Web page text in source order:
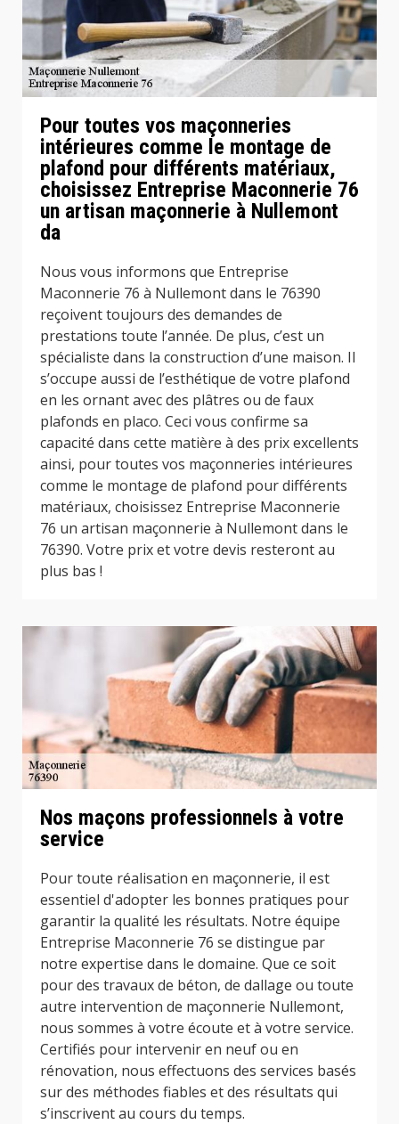
Pour toutes vos maçonneries
intérieures comme le montage de
plafond pour différents matériaux,
choisissez Entreprise Maconnerie 76
un artisan maçonnerie à Nullemont
da
Nous vous informons que Entreprise
Maconnerie 76 à Nullemont dans le 76390
reçoivent toujours des demandes de
prestations toute l’année. De plus, c’est un
spécialiste dans la construction d’une maison. Il
s’occupe aussi de l’esthétique de votre plafond
en les ornant avec des plâtres ou de faux
plafonds en placo. Ceci vous confirme sa
capacité dans cette matière à des prix excellents
ainsi, pour toutes vos maçonneries intérieures
comme le montage de plafond pour différents
matériaux, choisissez Entreprise Maconnerie
76 un artisan maçonnerie à Nullemont dans le
76390. Votre prix et votre devis resteront au
plus bas !
Nos maçons professionnels à votre
service
Pour toute réalisation en maçonnerie, il est
essentiel d'adopter les bonnes pratiques pour
garantir la qualité les résultats. Notre équipe
Entreprise Maconnerie 76 se distingue par
notre expertise dans le domaine. Que ce soit
pour des travaux de béton, de dallage ou toute
autre intervention de maçonnerie Nullemont,
nous sommes à votre écoute et à votre service.
Certifiés pour intervenir en neuf ou en
rénovation, nous effectuons des services basés
sur des méthodes fiables et des résultats qui
s’inscrivent au cours du temps.